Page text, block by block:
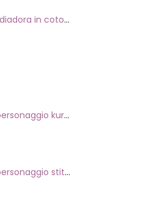
3 pezzi Fantasmino unisex diadora in cotone mercerizzato tg dalla 35 alla 46
Set asilo 3 pezzi bambina personaggio kuromi
Set 5 pezzi asilo bambina personaggio stitch angel